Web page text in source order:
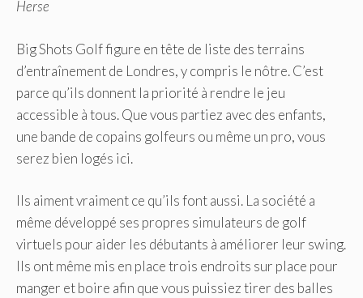
Herse
Big Shots Golf figure en tête de liste des terrains
d’entraînement de Londres, y compris le nôtre. C’est
parce qu’ils donnent la priorité à rendre le jeu
accessible à tous. Que vous partiez avec des enfants,
une bande de copains golfeurs ou même un pro, vous
serez bien logés ici.
Ils aiment vraiment ce qu’ils font aussi. La société a
même développé ses propres simulateurs de golf
virtuels pour aider les débutants à améliorer leur swing.
Ils ont même mis en place trois endroits sur place pour
manger et boire afin que vous puissiez tirer des balles